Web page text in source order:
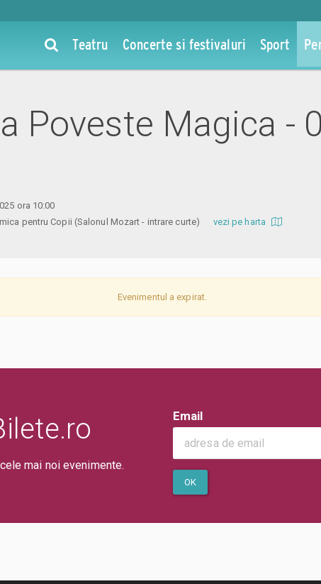
Teatru Concerte si festivaluri Sport
Poveste Magica -
ora 10:00
pentru Copii (Salonul Mozart - intrare curte) vezi pe harta
Evenimentul a expirat.
mai noi evenimente.
Email
OK